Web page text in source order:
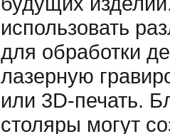
использовать
для обработки
лазерную
или 3D-печать.
столяры могут